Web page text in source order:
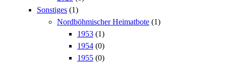
Sonstiges (1)
Nordböhmischer Heimatbote (1)
1953 (1)
1954 (0)
1955 (0)